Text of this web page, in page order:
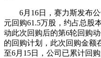
6月16日， 赛力斯发布
元回购61.5万股，约占总股
动此次回购后的第6轮回购
的回购计划，此次回购金额
至6月15日，公司已累计回